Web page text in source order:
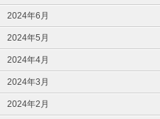
2024年6月
2024年5月
2024年4月
2024年3月
2024年2月